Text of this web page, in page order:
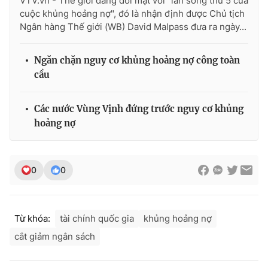
Ðiện thoại Thời báo VTV:024.66 897 897
Email:toasoan@vtv.vn
thuận bằng văn bản. Ghi rõ nguồn VTV.vn khi phát hành lại
thông tin từ website này.
cuộc khủng hoảng nợ", đó là nhận định được Chủ tịch
Ngân hàng Thế giới (WB) David Malpass đưa ra ngày...
Ngăn chặn nguy cơ khủng hoảng nợ công toàn
cầu
Các nước Vùng Vịnh đứng trước nguy cơ khủng
hoảng nợ
0 0
Từ khóa: tài chính quốc gia
khủng hoảng nợ
cắt giảm ngân sách